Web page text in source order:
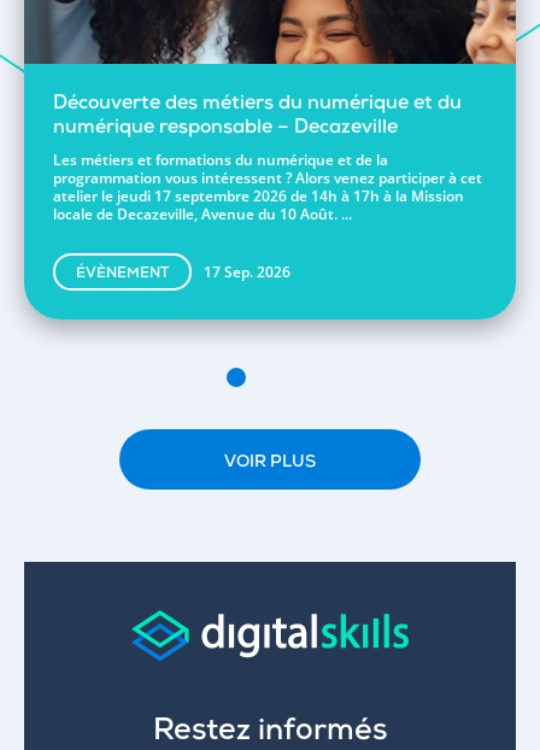
Découverte des métiers du numérique et du
numérique responsable – Decazeville
Les métiers et formations du numérique et de la
programmation vous intéressent ? Alors venez participer à cet
atelier le jeudi 17 septembre 2026 de 14h à 17h à la Mission
locale de Decazeville, Avenue du 10 Août. ...
ÉVÈNEMENT 17 Sep. 2026
VOIR PLUS
Restez informés